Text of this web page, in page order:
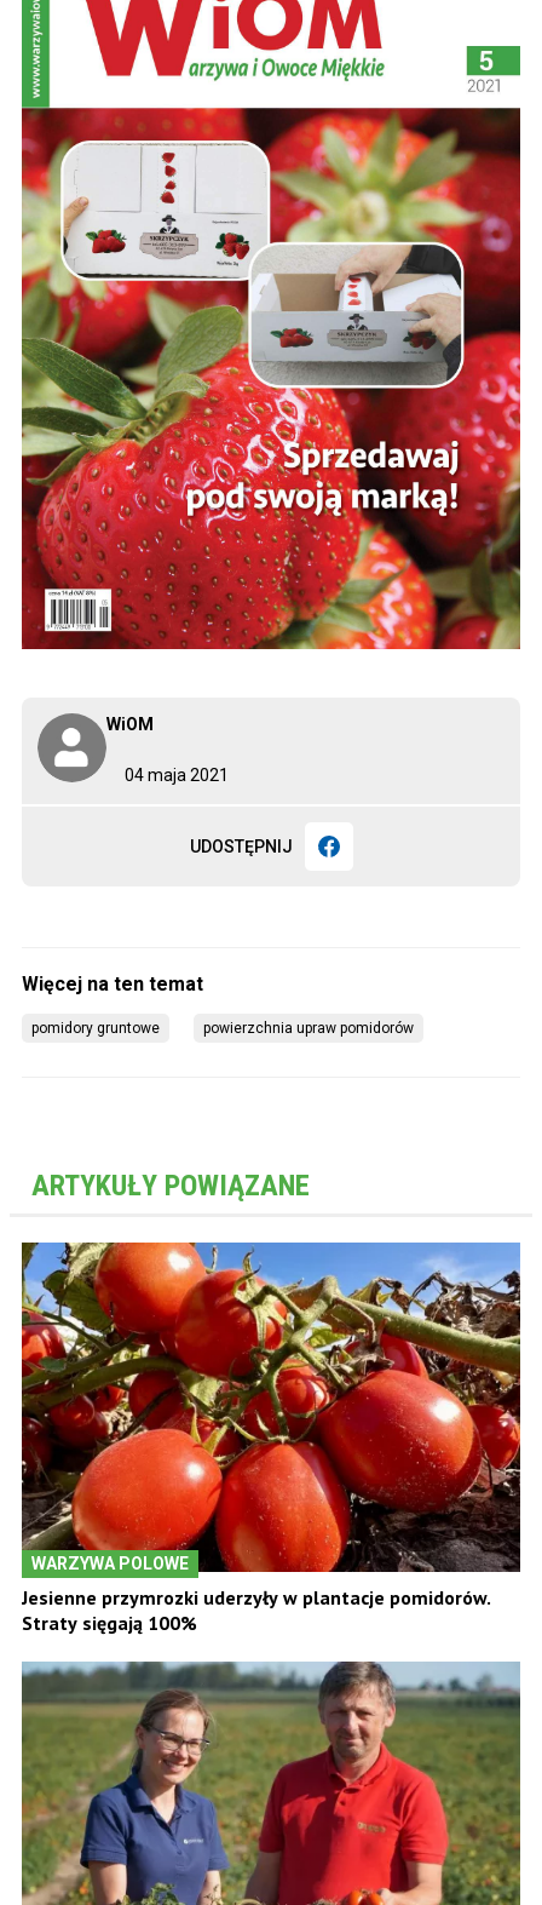
04 maja 2021
WiOM
UDOSTĘPNIJ
pomidory gruntowe powierzchnia upraw pomidorów
ARTYKUŁY POWIĄZANE
WARZYWA POLOWE
Jesienne przymrozki uderzyły w plantacje pomidorów.
Straty sięgają 100%